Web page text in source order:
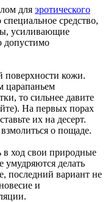
для эротического
средство,
усиливающие
допустимо
поверхности кожи.
царапаньем
то сильнее давите
На первых порах
их на десерт.
о пощаде.
ход свои природные
умудряются делать
последний вариант не
и